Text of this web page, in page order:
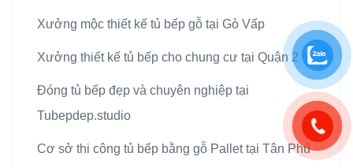
Xưởng mộc thiết kế tủ bếp gỗ tại Gò Vấp
Xưởng thiết kế tủ bếp cho chung cư tại Quận 2
Đóng tủ bếp đẹp và chuyên nghiệp tại
Tubepdep.studio
Cơ sở thi công tủ bếp bằng gỗ Pallet tại Tân Phú